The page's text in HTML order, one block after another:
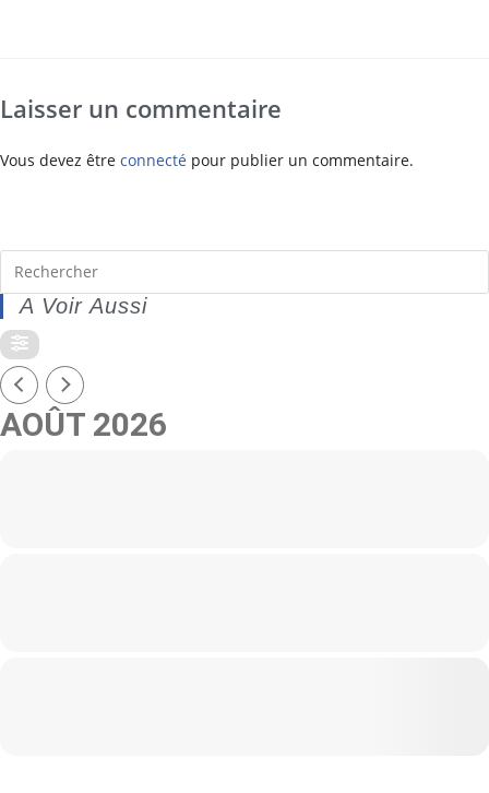
Laisser un commentaire
Vous devez être connecté pour publier un commentaire.
A Voir Aussi
AOÛT 2026